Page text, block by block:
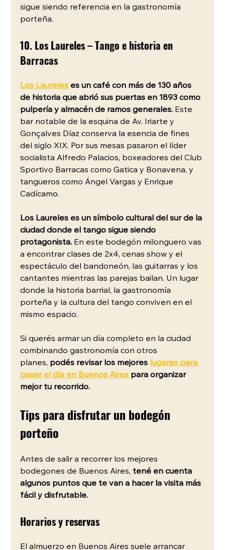
sigue siendo referencia en la gastronomía
porteña.
10. Los Laureles – Tango e historia en
Barracas
Los Laureles es un café con más de 130 años
de historia que abrió sus puertas en 1893 como
pulpería y almacén de ramos generales. Este
bar notable de la esquina de Av. Iriarte y
Gonçalves Díaz conserva la esencia de fines
del siglo XIX. Por sus mesas pasaron el líder
socialista Alfredo Palacios, boxeadores del Club
Sportivo Barracas como Gatica y Bonavena, y
tangueros como Ángel Vargas y Enrique
Cadícamo.
Los Laureles es un símbolo cultural del sur de la
ciudad donde el tango sigue siendo
protagonista. En este bodegón milonguero vas
a encontrar clases de 2x4, cenas show y el
espectáculo del bandoneón, las guitarras y los
cantantes mientras las parejas bailan. Un lugar
donde la historia barrial, la gastronomía
porteña y la cultura del tango conviven en el
mismo espacio.
Si querés armar un día completo en la ciudad
combinando gastronomía con otros
planes, podés revisar los mejores lugares para
pasar el día en Buenos Aires para organizar
mejor tu recorrido.
Tips para disfrutar un bodegón
porteño
Antes de salir a recorrer los mejores
bodegones de Buenos Aires, tené en cuenta
algunos puntos que te van a hacer la visita más
fácil y disfrutable.
Horarios y reservas
El almuerzo en Buenos Aires suele arrancar